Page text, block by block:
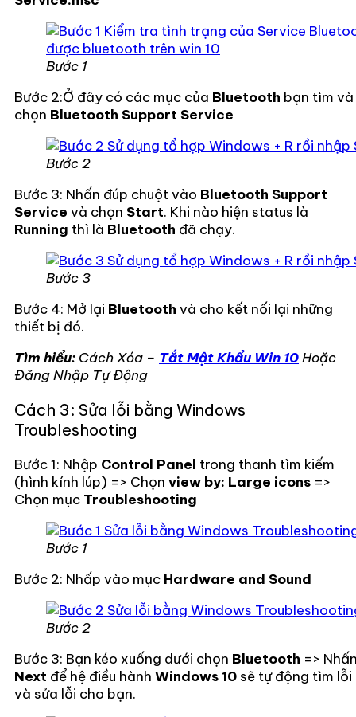
Bước 1
Bước 2:Ở đây có các mục của Bluetooth bạn tìm và
chọn Bluetooth Support Service
Bước 2
Bước 3: Nhấn đúp chuột vào Bluetooth Support
Service và chọn Start. Khi nào hiện status là
Running thì là Bluetooth đã chạy.
Bước 3
Bước 4: Mở lại Bluetooth và cho kết nối lại những
thiết bị đó.
Tìm hiểu: Cách Xóa – Tắt Mật Khẩu Win 10Hoặc
Đăng Nhập Tự Động
Cách 3: Sửa lỗi bằng Windows
Troubleshooting
Bước 1: Nhập Control Panel trong thanh tìm kiếm
(hình kính lúp) => Chọn view by: Large icons =>
Chọn mục Troubleshooting
Bước 1
Bước 2: Nhấp vào mục Hardware and Sound
Bước 2
Bước 3: Bạn kéo xuống dưới chọn Bluetooth =>
Next để hệ điều hành Windows 10 sẽ tự động tìm lỗi
và sửa lỗi cho bạn.